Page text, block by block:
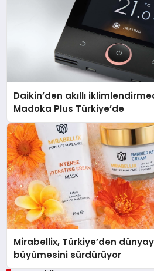
Daikin’den akıllı
Madoka Plus Türkiye’de
Mirabellix, Türkiye’den
büyümesini sürdürüyor